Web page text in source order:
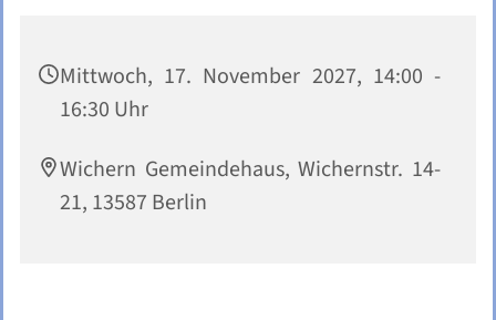
Mittwoch, 17. November 2027, 14:00 -
16:30 Uhr
Wichern Gemeindehaus, Wichernstr. 14-
21, 13587 Berlin